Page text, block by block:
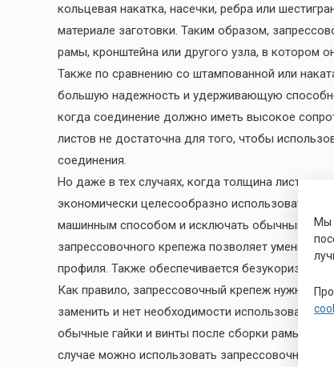
кольцевая накатка, насечки, ребра или
материале заготовки. Таким образом,
рамы, кронштейна или другого узла, в котором
Также по сравнению со штампованной или
большую надежность и удерживающую
когда соединение должно иметь высокое
листов не достаточна для того, чтобы
соединения.
Но даже в тех случаях, когда толщина листа
экономически целесообразно использовать
машинным способом и исключать обычный
запрессовочного крепежа позволяет
профиля. Также обеспечивается
Как правило, запрессовочный крепеж нужно
заменить и нет необходимости использовать
обычные гайки и винты после сборки рамы,
случае можно использовать запрессовочный
Мы